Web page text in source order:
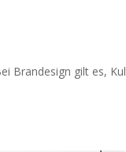
Brandesign gilt es,